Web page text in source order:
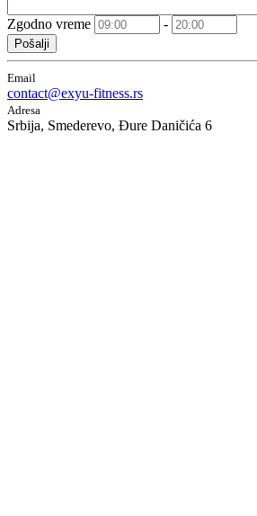
Zgodno vreme -
Pošalji
Email
contact@exyu-fitness.rs
Adresa
Srbija, Smederevo, Đure Daničića 6